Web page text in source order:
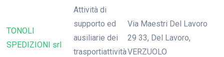
TONOLI
SPEDIZIONI srl
Attività di
supporto ed
ausiliarie dei
trasportiattività
Via Maestri Del Lavoro
29 33, Del Lavoro,
VERZUOLO